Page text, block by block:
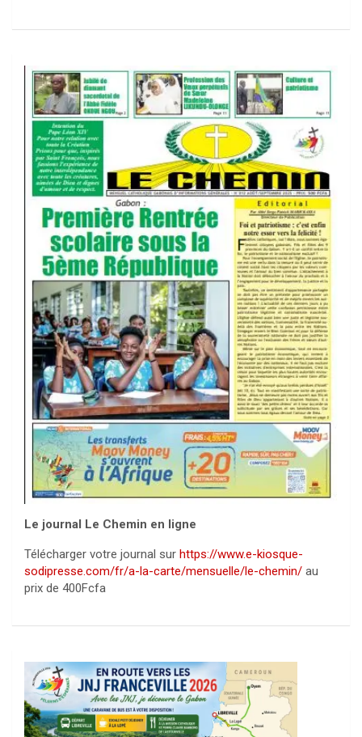
Le journal Le Chemin en ligne
Télécharger votre journal sur https://www.e-kiosque-
sodipresse.com/fr/a-la-carte/mensuelle/le-chemin/ au
prix de 400Fcfa